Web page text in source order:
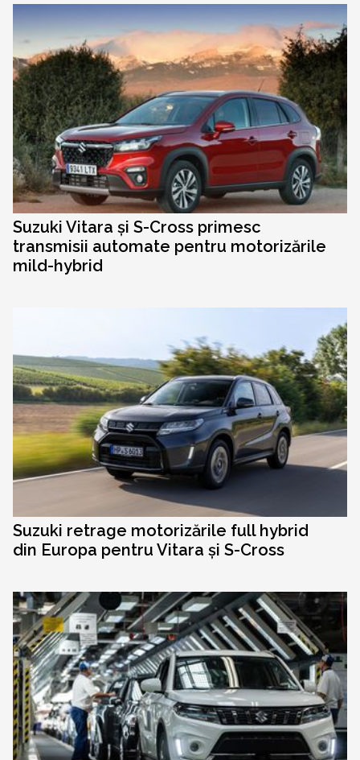
Suzuki Vitara și S-Cross primesc
transmisii automate pentru motorizările
mild-hybrid
Suzuki retrage motorizările full hybrid
din Europa pentru Vitara și S-Cross